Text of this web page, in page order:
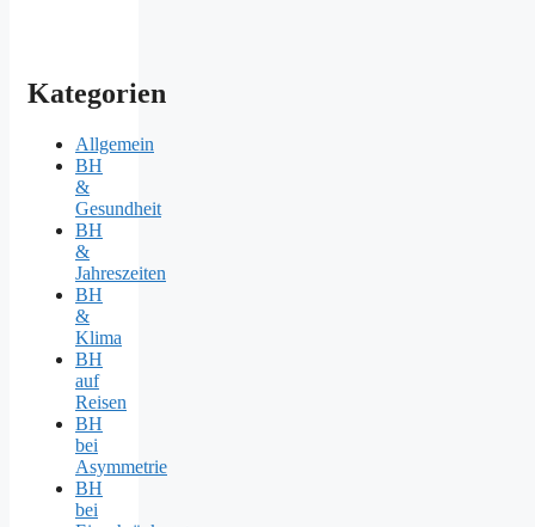
Kategorien
Allgemein
BH
&
Gesundheit
BH
&
Jahreszeiten
BH
&
Klima
BH
auf
Reisen
BH
bei
Asymmetrie
BH
bei